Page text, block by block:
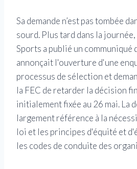
Sa demande n’est pas tombée
sourd. Plus tard dans la
Sports a publié un communiqué
annonçait l'ouverture d'une
processus de sélection et
la FEC de retarder la décision
initialement fixée au 26 mai. La
largement référence à la
loi et les principes d'équité et
les codes de conduite des